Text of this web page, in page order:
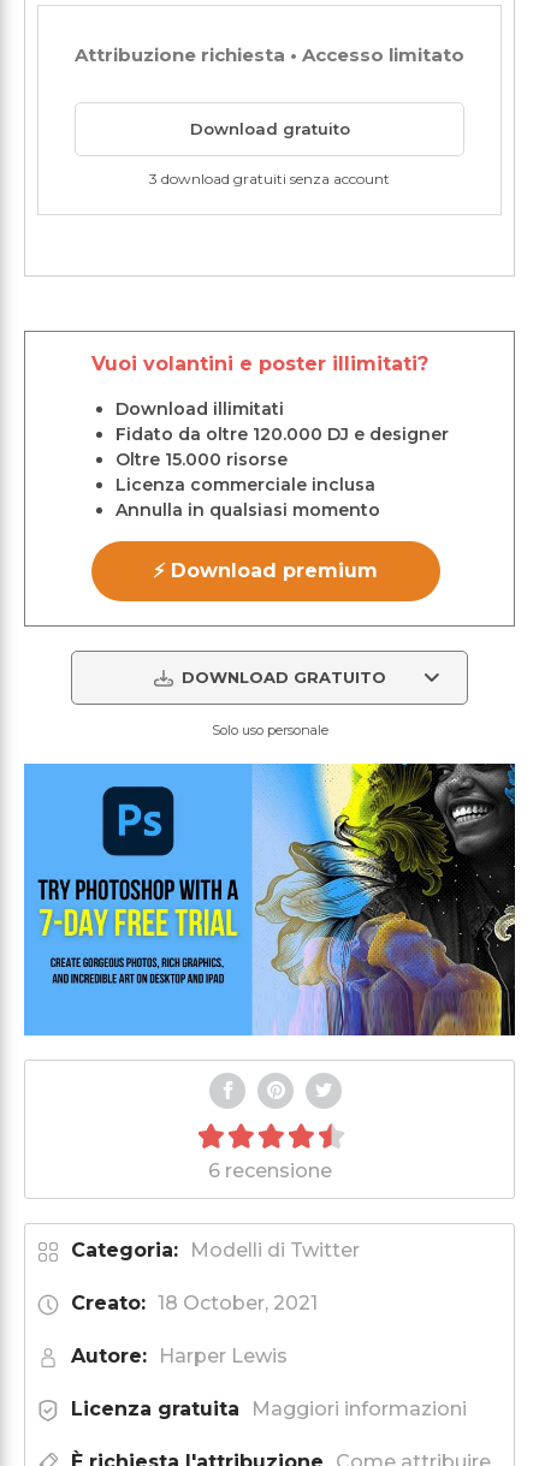
Attribuzione richiesta • Accesso limitato
Download gratuito
3 download gratuiti senza account
Vuoi volantini e poster illimitati?
Download illimitati
Fidato da oltre 120.000 DJ e designer
Oltre 15.000 risorse
Licenza commerciale inclusa
Annulla in qualsiasi momento
⚡ Download premium
DOWNLOAD GRATUITO
Solo uso personale
6 recensione
Categoria: Modelli di Twitter
Creato: 18 October, 2021
Autore: Harper Lewis
Licenza gratuita Maggiori informazioni